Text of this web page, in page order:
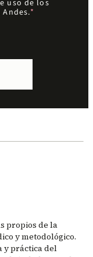
uso de los
propios de la
y metodológico.
práctica del